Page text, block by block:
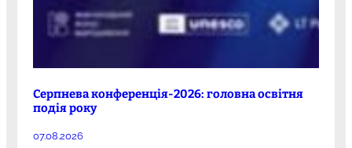
Серпнева конференція-2026: головна освітня
подія року
07.08.2026